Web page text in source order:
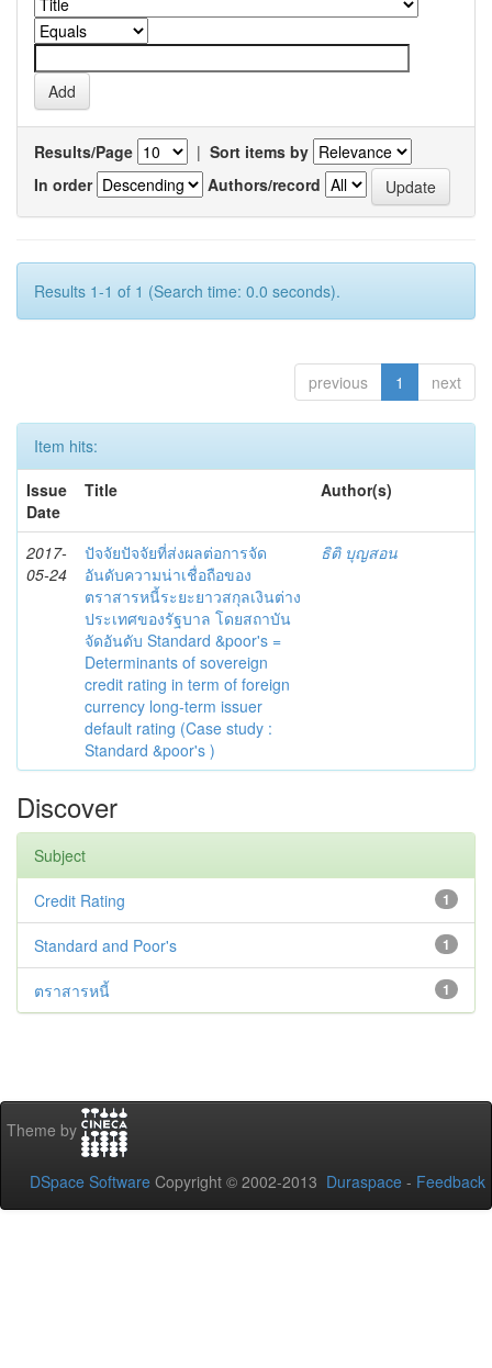
Results/Page | Sort items by
In order
Authors/record
Results 1-1 of 1 (Search time: 0.0 seconds).
previous 1 next
Item hits:
Issue
Date
Title Author(s)
2017-
05-24
ปัจจัยปัจจัยที่ส่งผลต่อการจัด
อันดับความน่าเชื่อถือของ
ตราสารหนี้ระยะยาวสกุลเงินต่าง
ประเทศของรัฐบาล โดยสถาบัน
จัดอันดับ Standard &poor's =
Determinants of sovereign
credit rating in term of foreign
currency long-term issuer
default rating (Case study :
Standard &poor's )
ธิติ บุญสอน
Discover
Subject
1
Credit Rating
1
Standard and Poor's
1
ตราสารหนี้
Theme by
DSpace Software Copyright © 2002-2013 Duraspace - Feedback